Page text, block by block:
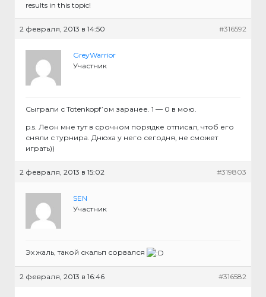
results in this topic!
2 февраля, 2013 в 14:50 #316592
GreyWarrior
Участник
Сыграли с Totenkopf’ом заранее. 1 — 0 в мою.
p.s. Леон мне тут в срочном порядке отписал, чтоб его
сняли с турнира. Днюха у него сегодня, не сможет
играть))
2 февраля, 2013 в 15:02 #319803
SEN
Участник
Эх жаль, такой скальп сорвался
2 февраля, 2013 в 16:46 #316582